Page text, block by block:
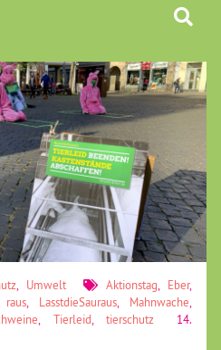
Umwelt Aktionstag Eber,
LasstdieSauraus Mahnwache
Tierleid ,tierschutz
14.